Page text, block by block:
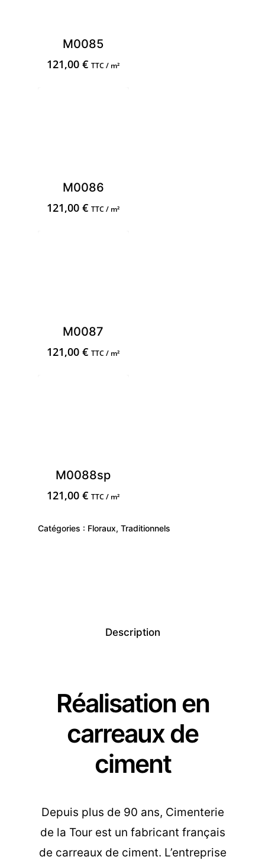
M0085
121,00€ TTC / m²
M0086
121,00€ TTC / m²
M0087
121,00€ TTC / m²
M0088sp
121,00€ TTC / m²
Catégories : Floraux, Traditionnels
Description
Réalisation en
carreaux de
ciment
Depuis plus de 90 ans, Cimenterie
de la Tour est un fabricant français
de carreaux de ciment. L’entreprise